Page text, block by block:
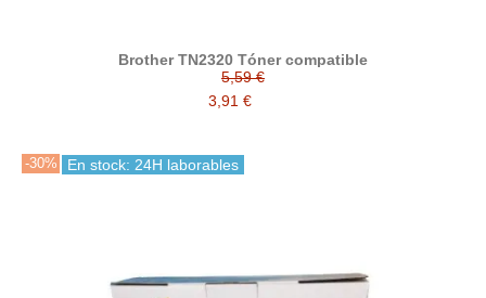
Brother TN2320 Tóner compatible
5,59 €
3,91 €
-30% En stock: 24H laborables